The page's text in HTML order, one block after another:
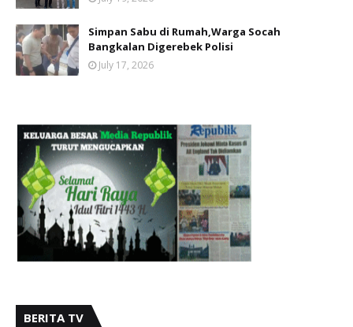
Simpan Sabu di Rumah,Warga Socah
Bangkalan Digerebek Polisi
July 17, 2026
BERITA TV